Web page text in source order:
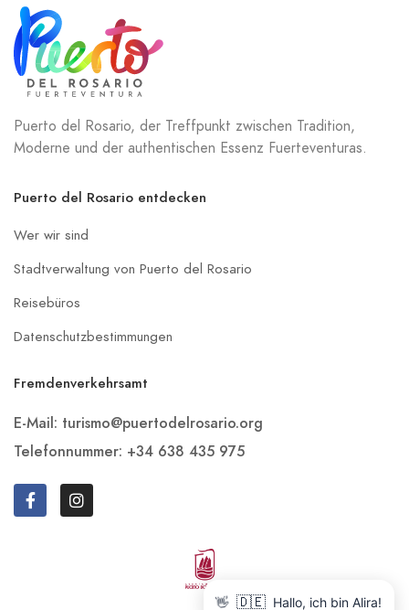
Puerto del Rosario, der Treffpunkt zwischen Tradition,
Moderne und der authentischen Essenz Fuerteventuras.
Puerto del Rosario entdecken
Wer wir sind
Stadtverwaltung von Puerto del Rosario
Reisebüros
Datenschutzbestimmungen
Fremdenverkehrsamt
E-Mail: turismo@puertodelrosario.org
Telefonnummer: +34 638 435 975
👋 🇩🇪 Hallo, ich bin Alira!